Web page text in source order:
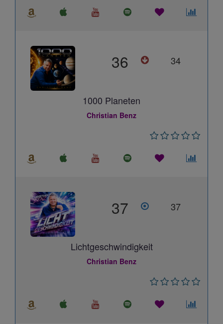
36 34
1000 Planeten
Christian Benz
37 37
Lichtgeschwindigkeit
Christian Benz